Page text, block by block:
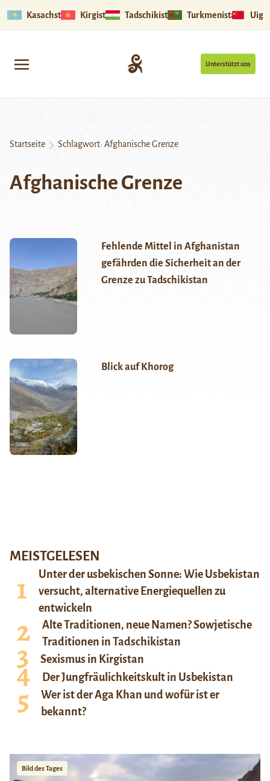
Kasachstan Kirgistan Tadschikistan Turkmenistan
Unterstützt uns
Startseite Schlagwort: Afghanische Grenze
Afghanische Grenze
Fehlende Mittel in Afghanistan
gefährden die Sicherheit an der
Grenze zu Tadschikistan
Blick auf Khorog
MEISTGELESEN
Unter der usbekischen Sonne: Wie Usbekistan
versucht, alternative Energiequellen zu
entwickeln
Alte Traditionen, neue Namen? Sowjetische
Traditionen in Tadschikistan
Sexismus in Kirgistan
Der Jungfräulichkeitskult in Usbekistan
Wer ist der Aga Khan und wofür ist er
bekannt?
Bild des Tages